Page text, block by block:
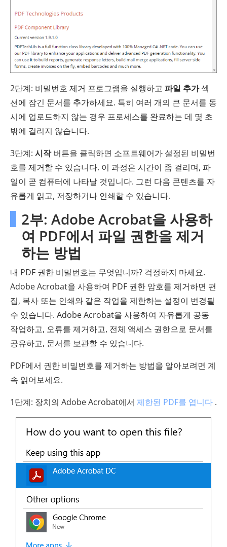
2단계: 비밀번호 제거 프로그램을 실행하고 파일 추가섹
션에 잠긴 문서를 추가하세요. 특히 여러 개의 큰 문서를 동
시에 업로드하지 않는 경우 프로세스를 완료하는 데 몇 초
밖에 걸리지 않습니다.
3단계: 시작버튼을 클릭하면 소프트웨어가 설정된 비밀번
호를 제거할 수 있습니다. 이 과정은 시간이 좀 걸리며, 파
일이 곧 컴퓨터에 나타날 것입니다. 그런 다음 콘텐츠를 자
유롭게 읽고, 저장하거나 인쇄할 수 있습니다.
2부: Adobe Acrobat을 사용하
여 PDF에서 파일 권한을 제거
하는 방법
내 PDF 권한 비밀번호는 무엇입니까? 걱정하지 마세요.
Adobe Acrobat을 사용하여 PDF 권한 암호를 제거하면 편
집, 복사 또는 인쇄와 같은 작업을 제한하는 설정이 변경될
수 있습니다. Adobe Acrobat을 사용하여 자유롭게 공동
작업하고, 오류를 제거하고, 전체 액세스 권한으로 문서를
공유하고, 문서를 보관할 수 있습니다.
PDF에서 권한 비밀번호를 제거하는 방법을 알아보려면 계
속 읽어보세요.
1단계: 장치의 Adobe Acrobat에서 제한된 PDF를 엽니다 .